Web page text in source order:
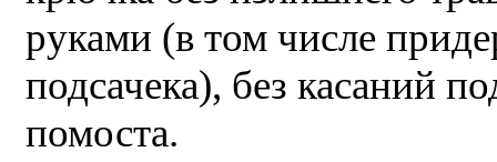
руками (в том числе
подсачека), без касаний
помоста.